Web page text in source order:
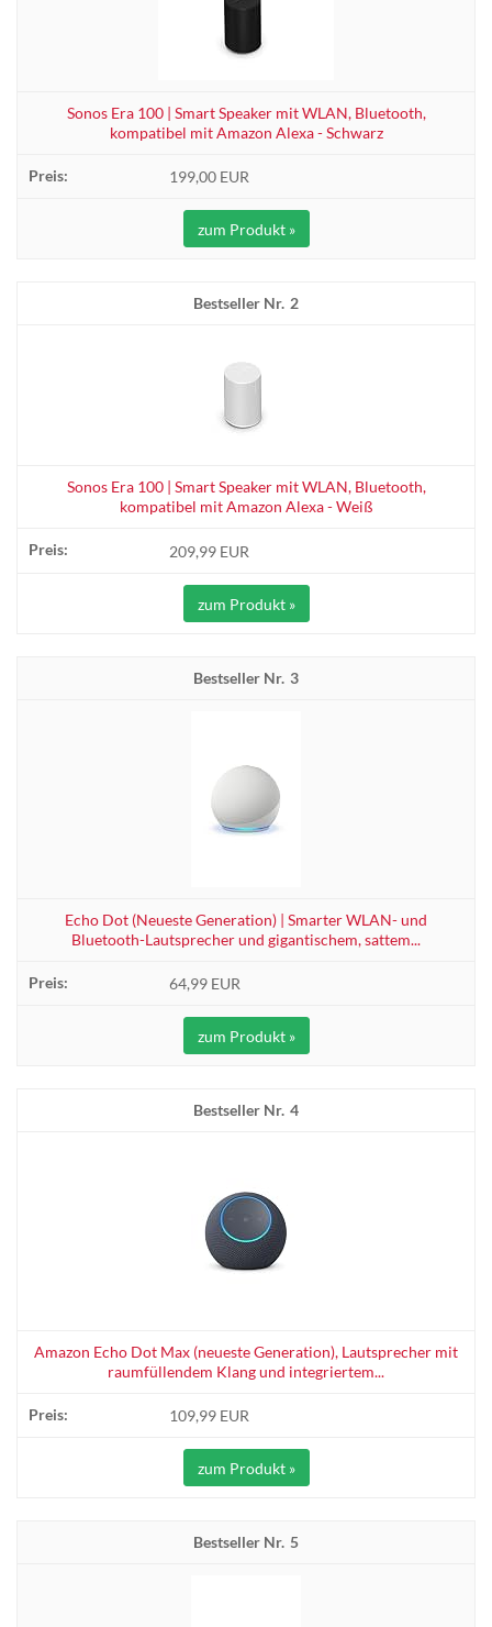
Sonos Era 100 | Smart Speaker mit WLAN, Bluetooth,
kompatibel mit Amazon Alexa - Schwarz
199,00 EUR
zum Produkt »
2
Sonos Era 100 | Smart Speaker mit WLAN, Bluetooth,
kompatibel mit Amazon Alexa - Weiß
209,99 EUR
zum Produkt »
3
Echo Dot (Neueste Generation) | Smarter WLAN- und
Bluetooth-Lautsprecher und gigantischem, sattem...
64,99 EUR
zum Produkt »
4
Amazon Echo Dot Max (neueste Generation), Lautsprecher mit
raumfüllendem Klang und integriertem...
109,99 EUR
zum Produkt »
5